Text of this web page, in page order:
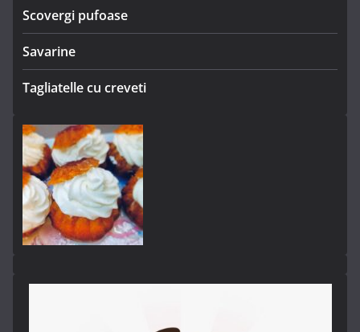
Scovergi pufoase
Savarine
Tagliatelle cu creveti